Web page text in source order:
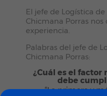
El jefe de Logística
Chicmana Porras
experiencia.
Palabras del jefe de
Chicmana Porras:
¿Cuál es el
debe
“La primera y